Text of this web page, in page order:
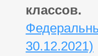
классов.
30.12.2021)